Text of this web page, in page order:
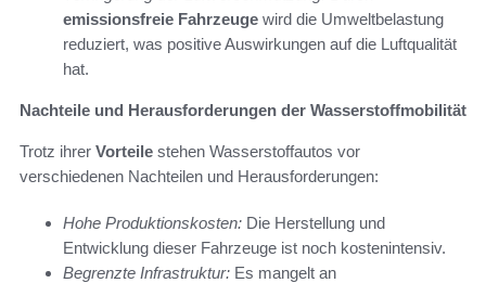
emissionsfreie Fahrzeuge wird die Umweltbelastung
reduziert, was positive Auswirkungen auf die Luftqualität
hat.
Nachteile und Herausforderungen der Wasserstoffmobilität
Trotz ihrer Vorteile stehen Wasserstoffautos vor
verschiedenen Nachteilen und Herausforderungen:
Hohe Produktionskosten: Die Herstellung und
Entwicklung dieser Fahrzeuge ist noch kostenintensiv.
Begrenzte Infrastruktur: Es mangelt an